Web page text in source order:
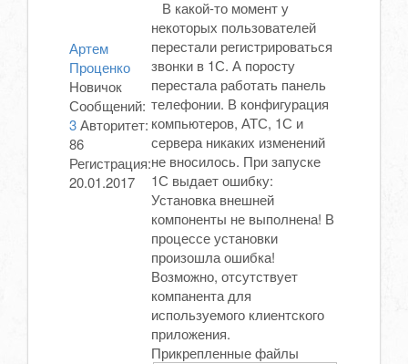
Артем
Проценко
Новичок
Сообщений:
3Авторитет:
86
Регистрация:
20.01.2017
В какой-то момент у
некоторых пользователей
перестали регистрироваться
звонки в 1С. А поросту
перестала работать панель
телефонии. В конфигурация
компьютеров, АТС, 1С и
сервера никаких изменений
не вносилось. При запуске
1С выдает ошибку:
Установка внешней
компоненты не выполнена! В
процессе установки
произошла ошибка!
Возможно, отсутствует
компанента для
используемого клиентского
приложения.
Прикрепленные файлы